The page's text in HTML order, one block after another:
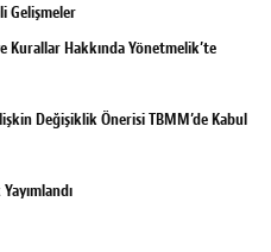
Gelişmeler
Kurallar Hakkında Yönetmelik’te
Değişiklik Önerisi TBMM’de Kabul